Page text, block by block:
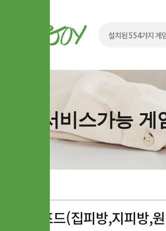
서비스가능 게
겟앰프드(집피방,지피방,